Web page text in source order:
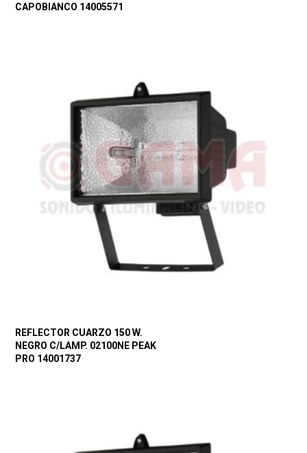
CAPOBIANCO 14005571
REFLECTOR CUARZO 150 W.
NEGRO C/LAMP. 02100NE PEAK
PRO 14001737